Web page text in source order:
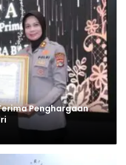
Penghargaan